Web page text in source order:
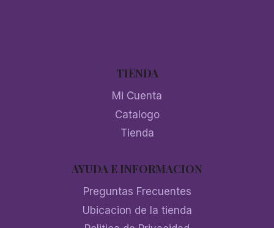
TIENDA
Mi Cuenta
Catalogo
Tienda
AYUDA E INFORMACION
Preguntas Frecuentes
Ubicacion de la tienda